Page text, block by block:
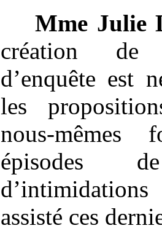
Mme Julie
création de
d’enquête est
les
nous-mêmes
épisodes
assisté ces